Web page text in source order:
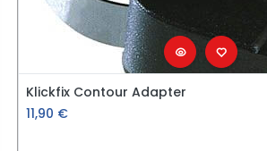
Klickfix Contour Adapter
11,90 €